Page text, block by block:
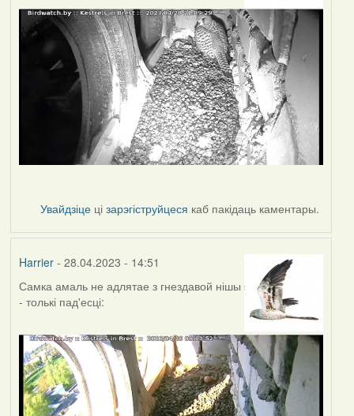
Увайдзіце цізарэгіструйцеся каб пакідаць каментары.
Harrier- 28.04.2023 - 14:51
Самка амаль не адлятае з гнездавой нішы
- толькі пад'есці: